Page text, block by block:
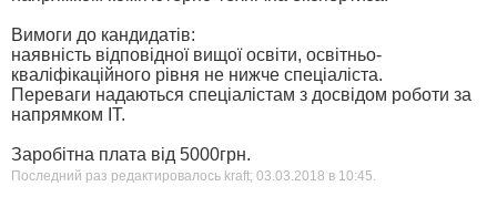
Вимоги до кандидатів:
наявність відповідної вищої освіти, освітньо-
кваліфікаційного рівня не нижче спеціаліста.
Переваги надаються спеціалістам з досвідом роботи за
напрямком ІТ.
Заробітна плата від 5000грн.
Последний раз редактировалось kraft; 03.03.2018 в 10:45.